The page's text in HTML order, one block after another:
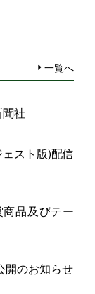
一覧へ
社
スト版)配信
商品及びテー
開のお知らせ